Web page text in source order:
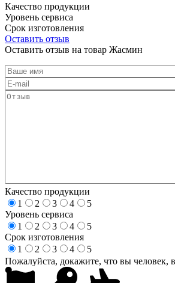
Качество продукции
Уровень сервиса
Срок изготовления
Оставить отзыв
Оставить отзыв на товар Жасмин
Качество продукции
1
2 3 4
5
Уровень сервиса
1
2 3 4
5
Срок изготовления
1
2 3 4
5
Пожалуйста, докажите, что вы человек,